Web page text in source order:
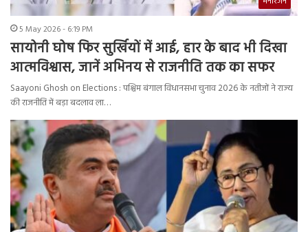
5 May 2026 - 6:19 PM
सायोनी घोष फिर सुर्खियों में आई, हार के बाद भी दिखा
आत्मविश्वास, जानें अभिनय से राजनीति तक का सफर
Saayoni Ghosh on Elections : पश्चिम बंगाल विधानसभा चुनाव 2026 के नतीजों ने राज्य
की राजनीति में बड़ा बदलाव ला…